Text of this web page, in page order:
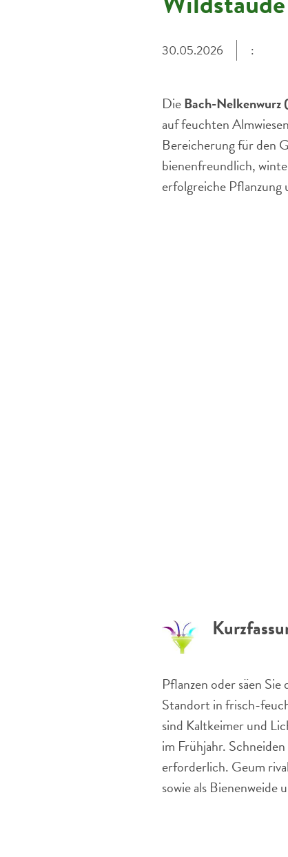
30.05.2026 :
DieBach-Nelkenwurz (
auf feuchten
Bereicherung für den
bienenfreundlich,
erfolgreiche Pflanzung
Pflanzen oder säen
Standort in frisch-
sind Kaltkeimer und
im Frühjahr.
erforderlich. Geum
sowie als Bienenweide